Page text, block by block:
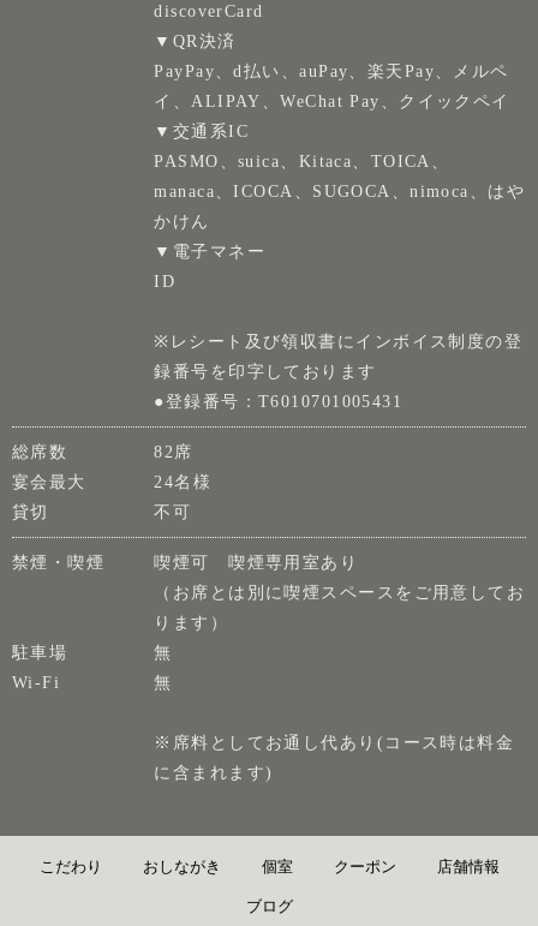
discoverCard
▼QR決済
PayPay、d払い、auPay、楽天Pay、メルペ
イ、ALIPAY、WeChat Pay、クイックペイ
▼交通系IC
PASMO、suica、Kitaca、TOICA、
manaca、ICOCA、SUGOCA、nimoca、はや
かけん
▼電子マネー
ID
※レシート及び領収書にインボイス制度の登
録番号を印字しております
●登録番号：T6010701005431
総席数
82席
宴会最大
24名様
貸切
不可
禁煙・喫煙
喫煙可 喫煙専用室あり
（お席とは別に喫煙スペースをご用意してお
ります）
駐車場
無
Wi-Fi
無
※席料としてお通し代あり(コース時は料金
に含まれます)
こだわり おしながき 個室 クーポン 店舗情報
ブログ